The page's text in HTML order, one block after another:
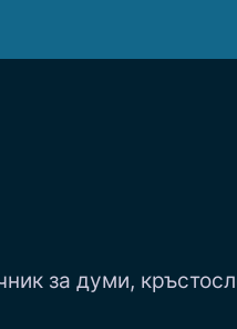
за думи,